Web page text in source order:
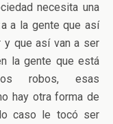
necesita una
a la gente que así
y que así van a ser
la gente que está
robos, esas
hay otra forma de
caso le tocó ser